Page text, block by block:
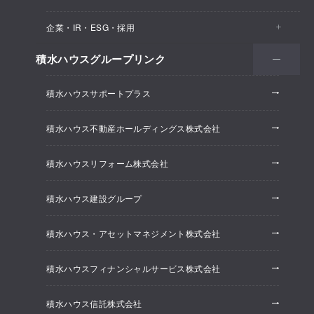
保育所・教育支援施設
オフィス・事務所
建築実例
オフィス系開発事業
ホテル系開発事業
大規模開発事業
賃貸マンション開発事業
企業・IR・ESG・採用
会社情報
株主・投資家情報
ESG経営
研究開発
採用情報
ニュースリリース
積水ハウスグループリンク
積水ハウスサポートプラス
積水ハウス不動産ホールディングス株式会社
積水ハウスリフォーム株式会社
積水ハウス建設グループ
積水ハウス・アセットマネジメント株式会社
積水ハウスフィナンシャルサービス株式会社
積水ハウス信託株式会社